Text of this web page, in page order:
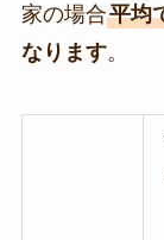
家の場合平均
なります。